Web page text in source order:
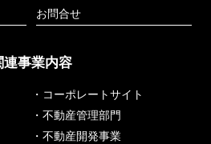
お問合せ
連事業内容
・コーポレートサイト
・不動産管理部門
・不動産開発事業